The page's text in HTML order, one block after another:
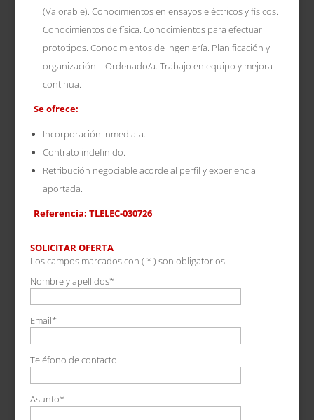
(Valorable). Conocimientos en ensayos eléctricos y físicos.
Conocimientos de física. Conocimientos para efectuar
prototipos. Conocimientos de ingeniería. Planificación y
organización – Ordenado/a. Trabajo en equipo y mejora
continua.
Se ofrece:
Incorporación inmediata.
Contrato indefinido.
Retribución negociable acorde al perfil y experiencia
aportada.
Referencia: TLELEC-030726
SOLICITAR OFERTA
Los campos marcados con ( * ) son obligatorios.
Nombre y apellidos*
Email*
Teléfono de contacto
Asunto*